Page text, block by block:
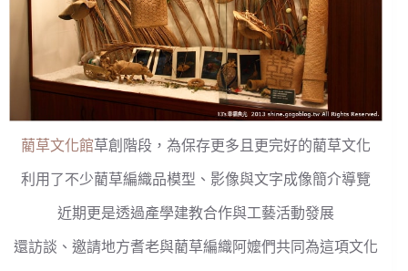
藺草文化館草創階段，為保存更多且更完好的藺草文化
利用了不少藺草編織品模型、影像與文字成像簡介導覽
近期更是透過產學建教合作與工藝活動發展
還訪談、邀請地方耆老與藺草編織阿嬤們共同為這項文化